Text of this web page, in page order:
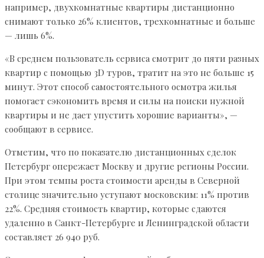
например, двухкомнатные квартиры дистанционно
снимают только 26% клиентов, трехкомнатные и больше
— лишь 6%.
«В среднем пользователь сервиса смотрит до пяти разных
квартир с помощью 3D туров, тратит на это не больше 15
минут. Этот способ самостоятельного осмотра жилья
помогает сэкономить время и силы на поиски нужной
квартиры и не дает упустить хорошие варианты», —
сообщают в сервисе.
Отметим, что по показателю дистанционных сделок
Петербург опережает Москву и другие регионы России.
При этом темпы роста стоимости аренды в Северной
столице значительно уступают московским: 11% против
22%. Средняя стоимость квартир, которые сдаются
удаленно в Санкт-Петербурге и Ленинградской области
составляет 26 940 руб.